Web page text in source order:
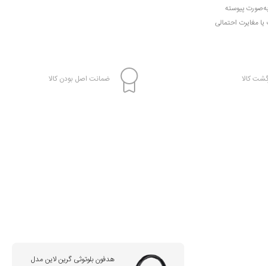
پیوسته
یا مغایرت احتمالی
کالا ضمانت اصل بودن کالا
هدفون بلوتوثی گرین لاین مدل